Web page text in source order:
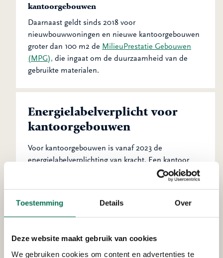
Toestemming Details Over
Deze website maakt gebruik van cookies
We gebruiken cookies om content en advertenties te
kantoorgebouwen
Daarnaast geldt sinds 2018 voor
nieuwbouwwoningen en nieuwe kantoorgebouwen
groter dan 100 m2 de MilieuPrestatie Gebouwen
(MPG), die ingaat om de duurzaamheid van de
gebruikte materialen.
Energielabelverplicht voor
kantoorgebouwen
Voor kantoorgebouwen is vanaf 2023 de
energielabelverplichting van kracht. Een kantoor
moet minimaal energielabel C hebben. Heeft u een
Energiebesparingsverkenner
Handige links